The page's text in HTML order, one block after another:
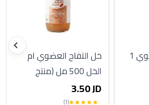
خل البلسمك العضوي 1
خل التفاح العضوي ام
الخل 500 مل (منتج
ايطالي)
3.50 JD
(1)